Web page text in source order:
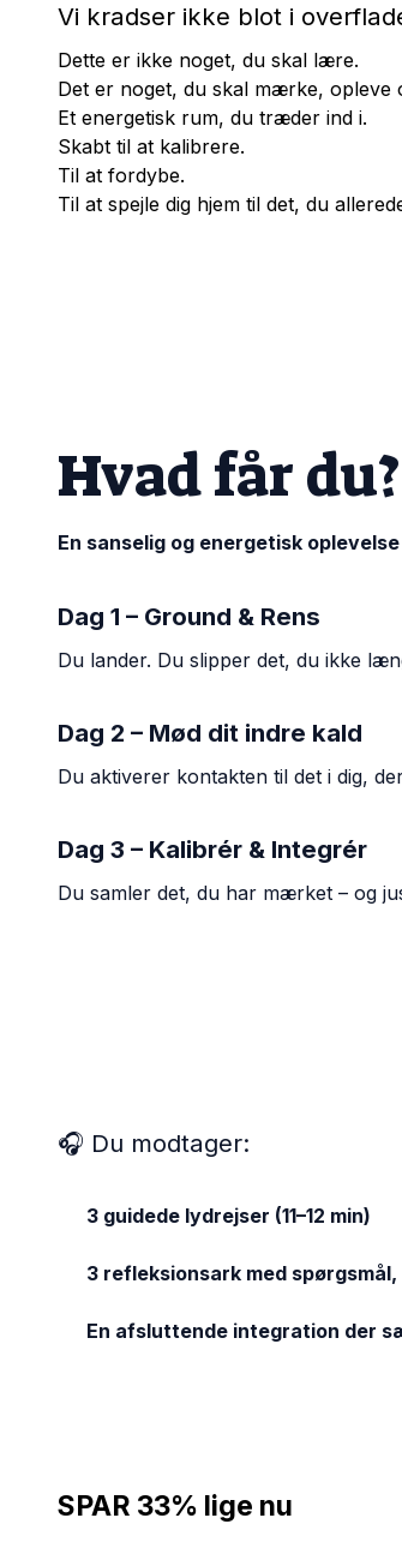
Vi kradser ikke blot i
Dette er ikke noget, du skal lære.
Det er noget, du skal mærke, opleve
Et energetisk rum, du træder ind i.
Skabt til at kalibrere.
Til at fordybe.
Til at spejle dig hjem til det, du
Hvad får du?
En sanselig og energetisk
Dag 1 – Ground & Rens
Du lander. Du slipper det, du ikke
Dag 2 – Mød dit indre kald
Du aktiverer kontakten til det i dig,
Dag 3 – Kalibrér & Integrér
Du samler det, du har mærket – og
🎧 Du modtager:
3 guidede lydrejser (11–12 min)
3 refleksionsark med
En afsluttende integration der
SPAR 33% lige nu